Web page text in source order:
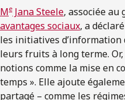
Me Jana Steele, associée au
avantages sociaux, a
les initiatives
leurs fruits à long terme.
notions comme la mise en
temps ». Elle ajoute
partagé – comme les